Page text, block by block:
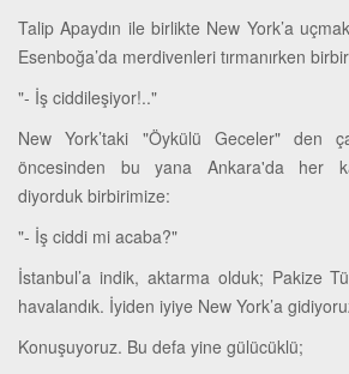
Talip Apaydın ile birlikte New York’a
Esenboğa’da merdivenleri tırmanırken
"- İş ciddileşiyor!.."
New York’taki "Öykülü Geceler" den
öncesinden bu yana Ankara'da her
diyorduk birbirimize:
"- İş ciddi mi acaba?"
İstanbul’a indik, aktarma olduk; Pakize
havalandık. İyiden iyiye New York’a
Konuşuyoruz. Bu defa yine gülücüklü;